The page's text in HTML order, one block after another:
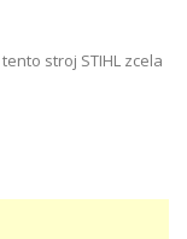
stroj STIHL zcela